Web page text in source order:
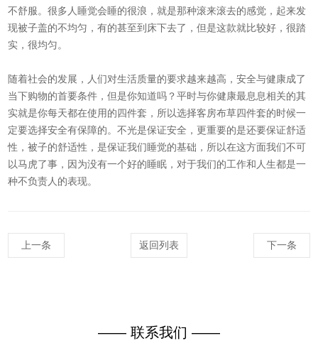
不舒服。很多人睡觉会睡的很浪，就是那种滚来滚去的感觉，起来发
现被子盖的不均匀，有的甚至到床下去了，但是这款就比较好，很踏
实，很均匀。
随着社会的发展，人们对生活质量的要求越来越高，安全与健康成了
当下购物的首要条件，但是你知道吗？平时与你健康最息息相关的其
实就是你每天都在使用的四件套，所以选择客房布草四件套的时候一
定要选择安全有保障的。不光是保证安全，更重要的是还要保证舒适
性，被子的舒适性，是保证我们睡觉的基础，所以在这方面我们不可
以马虎了事，因为没有一个好的睡眠，对于我们的工作和人生都是一
种不负责人的表现。
上一条 返回列表 下一条
—— 联系我们 ——